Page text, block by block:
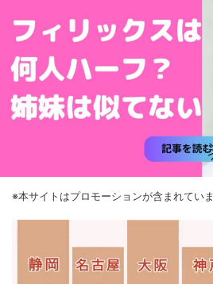
※本サイトはプロモーションが含まれてい